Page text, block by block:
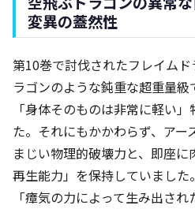
変異の蓋然性
第10巻で討伐されたフレイム
ラゴンのような鈍重な超重量
「身体そのものは非常に軽い
た。それにもかかわらず、ア
まじい物理的破壊力と、即座
再生能力」を保持していまし
「瘴気の力によって生み出さ